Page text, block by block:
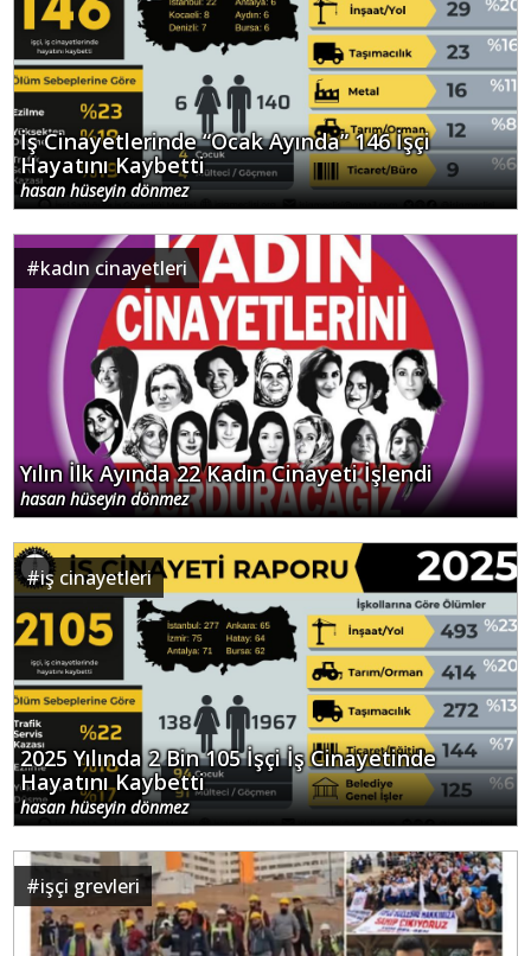
İş Cinayetlerinde “Ocak Ayında” 146 İşçi
Hayatını Kaybetti
hasan hüseyin dönmez
#kadın cinayetleri
Yılın İlk Ayında 22 Kadın Cinayeti İşlendi
hasan hüseyin dönmez
#iş cinayetleri
2025 Yılında 2 Bin 105 İşçi İş Cinayetinde
Hayatını Kaybetti
hasan hüseyin dönmez
#işçi grevleri